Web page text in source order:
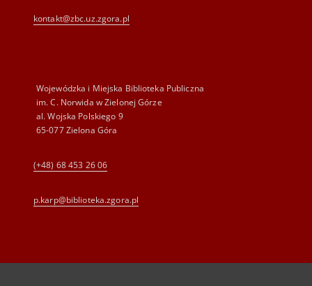
kontakt@zbc.uz.zgora.pl
Wojewódzka i Miejska Biblioteka Publiczna
im. C. Norwida w Zielonej Górze
al. Wojska Polskiego 9
65-077 Zielona Góra
(+48) 68 453 26 06
p.karp@biblioteka.zgora.pl